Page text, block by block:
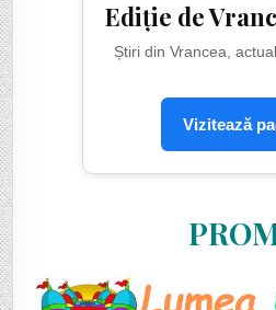
Ediție de
Știri din Vrancea,
Vizitează